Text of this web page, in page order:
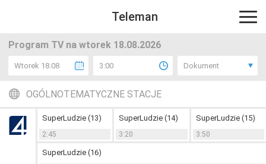
Teleman
Program TV na wtorek 18.08.2026
Wtorek 18.08 3:00 Dokument
OGÓLNOTEMATYCZNE STACJE
SuperLudzie (13)
2:45
SuperLudzie (14)
3:20
SuperLudzie (15)
3:50
SuperLudzie (16)